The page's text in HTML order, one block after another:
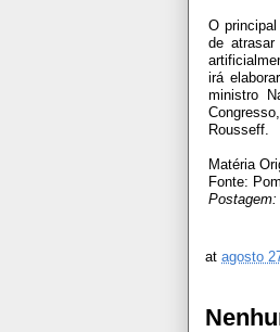
O
de
irá
ministro
Rousseff.
Matéria
Fonte:
at agosto